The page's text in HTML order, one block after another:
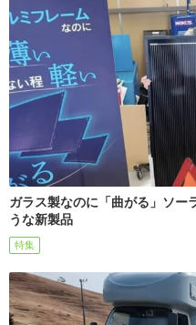
ガラス製なのに「曲がる」ソー
うな新製品
特集